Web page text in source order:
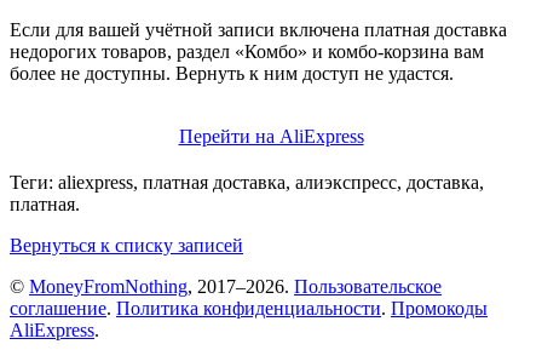
Если для вашей учётной записи включена платная доставка
недорогих товаров, раздел «Комбо» и комбо-корзина вам
более не доступны. Вернуть к ним доступ не удастся.
Перейти на AliExpress
Теги: aliexpress, платная доставка, алиэкспресс, доставка,
платная.
Вернуться к списку записей
© MoneyFromNothing, 2017–2026. Пользовательское
соглашение. Политика конфиденциальности. Промокоды
AliExpress.